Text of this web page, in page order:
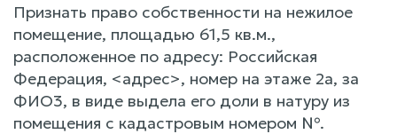
Признать право собственности на нежилое
помещение, площадью 61,5 кв.м.,
расположенное по адресу: Российская
Федерация, <адрес>, номер на этаже 2а, за
ФИО3, в виде выдела его доли в натуру из
помещения с кадастровым номером №.